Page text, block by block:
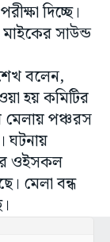
দিচ্ছে।
সাউন্ড
বলেন,
হয় কমিটির
মেলায় পঞ্চরস
ঘটনায়
ওইসকল
মেলা বন্ধ